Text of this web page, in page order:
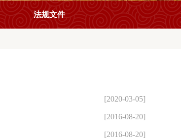
法规文件
[2020-03-05]
[2016-08-20]
[2016-08-20]